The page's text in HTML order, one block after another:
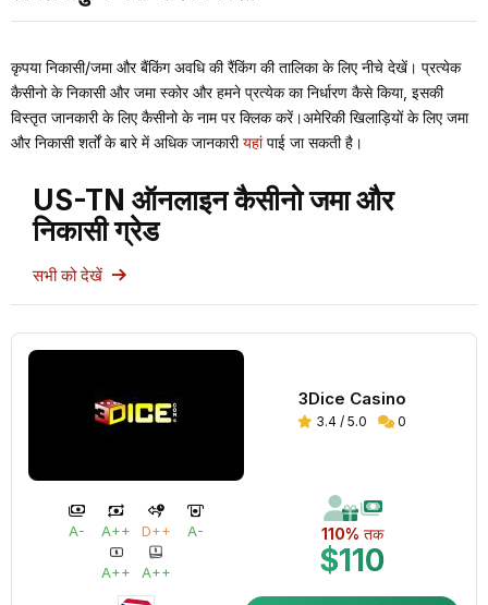
कृपया निकासी/जमा और बैंकिंग अवधि की रैंकिंग की तालिका के लिए नीचे देखें। प्रत्येक
कैसीनो के निकासी और जमा स्कोर और हमने प्रत्येक का निर्धारण कैसे किया, इसकी
विस्तृत जानकारी के लिए कैसीनो के नाम पर क्लिक करें।अमेरिकी खिलाड़ियों के लिए जमा
और निकासी शर्तों के बारे में अधिक जानकारीयहांपाई जा सकती है।
US-TN ऑनलाइन कैसीनो जमा और
निकासी ग्रेड
सभी को देखें
3Dice Casino
3.4 / 5.0 0
110% तक
$110
A- A++ D++ A-
A++ A++